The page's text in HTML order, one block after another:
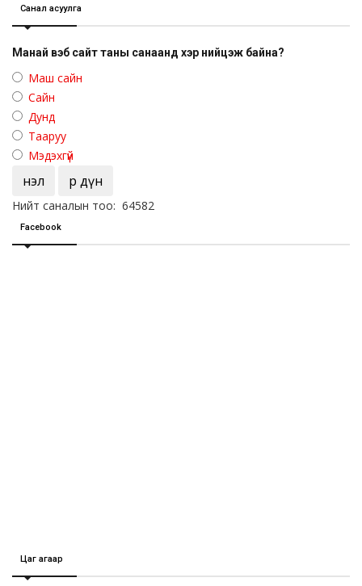
Санал асуулга
Манай вэб сайт таны санаанд хэр нийцэж байна?
Маш сайн
Сайн
Дунд
Тааруу
Мэдэхгүй
Үнэл Үр дүн
Нийт саналын тоо: 64582
Facebook
Цаг агаар